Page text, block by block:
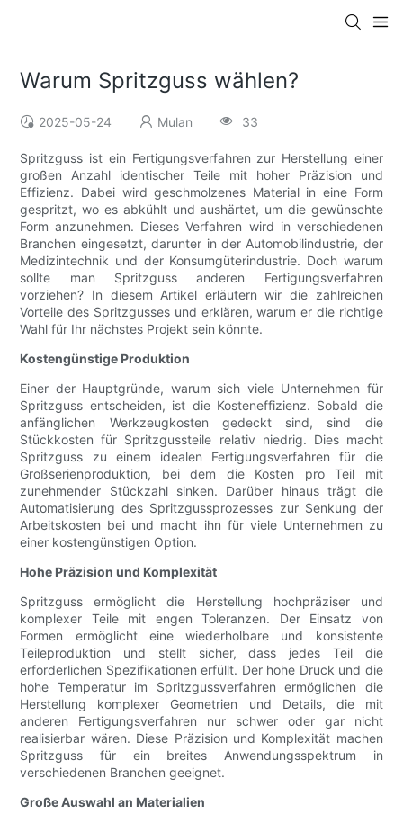
Warum Spritzguss wählen?
2025-05-24 Mulan 33
Spritzguss ist ein Fertigungsverfahren zur Herstellung einer
großen Anzahl identischer Teile mit hoher Präzision und
Effizienz. Dabei wird geschmolzenes Material in eine Form
gespritzt, wo es abkühlt und aushärtet, um die gewünschte
Form anzunehmen. Dieses Verfahren wird in verschiedenen
Branchen eingesetzt, darunter in der Automobilindustrie, der
Medizintechnik und der Konsumgüterindustrie. Doch warum
sollte man Spritzguss anderen Fertigungsverfahren
vorziehen? In diesem Artikel erläutern wir die zahlreichen
Vorteile des Spritzgusses und erklären, warum er die richtige
Wahl für Ihr nächstes Projekt sein könnte.
Kostengünstige Produktion
Einer der Hauptgründe, warum sich viele Unternehmen für
Spritzguss entscheiden, ist die Kosteneffizienz. Sobald die
anfänglichen Werkzeugkosten gedeckt sind, sind die
Stückkosten für Spritzgussteile relativ niedrig. Dies macht
Spritzguss zu einem idealen Fertigungsverfahren für die
Großserienproduktion, bei dem die Kosten pro Teil mit
zunehmender Stückzahl sinken. Darüber hinaus trägt die
Automatisierung des Spritzgussprozesses zur Senkung der
Arbeitskosten bei und macht ihn für viele Unternehmen zu
einer kostengünstigen Option.
Hohe Präzision und Komplexität
Spritzguss ermöglicht die Herstellung hochpräziser und
komplexer Teile mit engen Toleranzen. Der Einsatz von
Formen ermöglicht eine wiederholbare und konsistente
Teileproduktion und stellt sicher, dass jedes Teil die
erforderlichen Spezifikationen erfüllt. Der hohe Druck und die
hohe Temperatur im Spritzgussverfahren ermöglichen die
Herstellung komplexer Geometrien und Details, die mit
anderen Fertigungsverfahren nur schwer oder gar nicht
realisierbar wären. Diese Präzision und Komplexität machen
Spritzguss für ein breites Anwendungsspektrum in
verschiedenen Branchen geeignet.
Große Auswahl an Materialien